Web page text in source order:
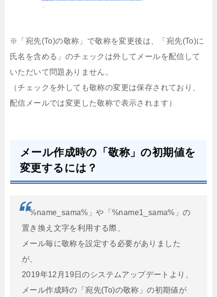
※「宛先(To)の敬称」で敬称を変更後は、「宛先(To)に
氏名を含める」のチェックは外してメールを配信して
いただいて問題ありません。
（チェックを外しても敬称の変更は保存されており、
配信メールでは変更した敬称で表示されます）
メール作成時の「敬称」の初期値を
変更するには？
「%name_sama%」や「%name1_sama%」の
置き換え文字を利用する際、
メール毎に敬称を設定する必要がありました
が、
2019年12月19日のシステムアップデートより、
メール作成時の「宛先(To)の敬称」の初期値が